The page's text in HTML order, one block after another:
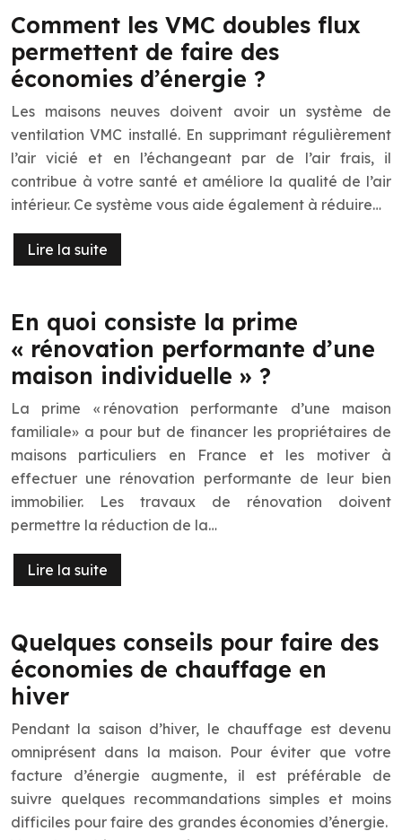
Comment les VMC doubles flux
permettent de faire des
économies d’énergie ?
Les maisons neuves doivent avoir un système de
ventilation VMC installé. En supprimant régulièrement
l’air vicié et en l’échangeant par de l’air frais, il
contribue à votre santé et améliore la qualité de l’air
intérieur. Ce système vous aide également à réduire…
Lire la suite
En quoi consiste la prime
« rénovation performante d’une
maison individuelle » ?
La prime « rénovation performante d’une maison
familiale» a pour but de financer les propriétaires de
maisons particuliers en France et les motiver à
effectuer une rénovation performante de leur bien
immobilier. Les travaux de rénovation doivent
permettre la réduction de la…
Lire la suite
Quelques conseils pour faire des
économies de chauffage en
hiver
Pendant la saison d’hiver, le chauffage est devenu
omniprésent dans la maison. Pour éviter que votre
facture d’énergie augmente, il est préférable de
suivre quelques recommandations simples et moins
difficiles pour faire des grandes économies d’énergie.